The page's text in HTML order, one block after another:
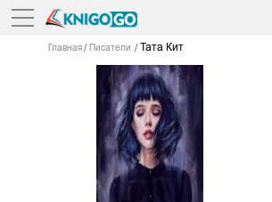
Главная Писатели Тата Кит